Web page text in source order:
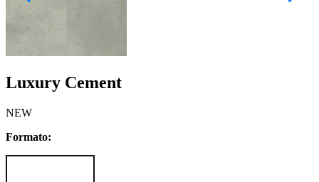
Luxury Cement
NEW
Formato: